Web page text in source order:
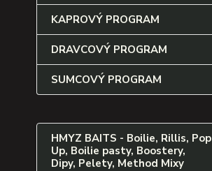
KAPROVÝ PROGRAM
DRAVCOVÝ PROGRAM
SUMCOVÝ PROGRAM
HMYZ BAITS - Boilie, Rillis, Pop
Up, Boilie pasty, Boostery,
Dipy, Pelety, Method Mixy